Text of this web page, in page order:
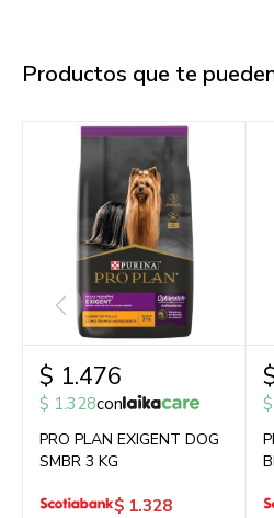
Productos que te
$ 1.476
$ 1.328con
PRO PLAN EXIGENT DOG
SMBR 3 KG
$ 1.328
$